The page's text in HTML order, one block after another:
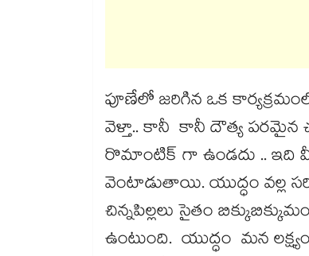
పూణేలో జరిగిన ఒక
వెళ్తా.. కానీ కానీ దౌత్య పరమైన
రొమాంటిక్ గా ఉండదు .. ఇది
వెంటాడుతాయి. యుద్ధం వల్ల
చిన్నపిల్లలు సైతం
ఉంటుంది. యుద్ధం మన